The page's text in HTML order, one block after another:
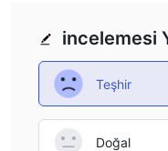
incelemesi
Teşhir
Doğal